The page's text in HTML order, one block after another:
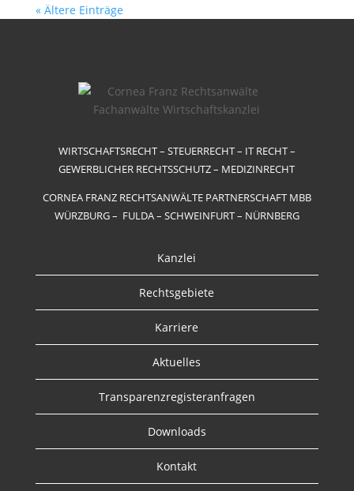
« Ältere Einträge
WIRTSCHAFTSRECHT – STEUERRECHT – IT RECHT –
GEWERBLICHER RECHTSSCHUTZ – MEDIZINRECHT
CORNEA FRANZ RECHTSANWÄLTE PARTNERSCHAFT MBB
WÜRZBURG – FULDA – SCHWEINFURT – NÜRNBERG
Kanzlei
Rechtsgebiete
Karriere
Aktuelles
Transparenzregisteranfragen
Downloads
Kontakt